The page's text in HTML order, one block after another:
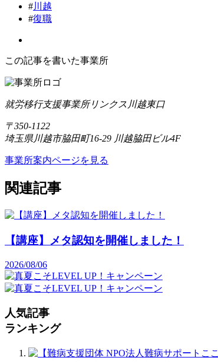
#川越
#復職
この記事を書いた事業所
就労移行支援事業所リンクス川越東口
〒350-1122
埼玉県川越市脇田町16-29 川越脇田ビル4F
事業所案内ページを見る
関連記事
【講座】メタ認知を開催しました！
2026/08/06
人気記事
ランキング